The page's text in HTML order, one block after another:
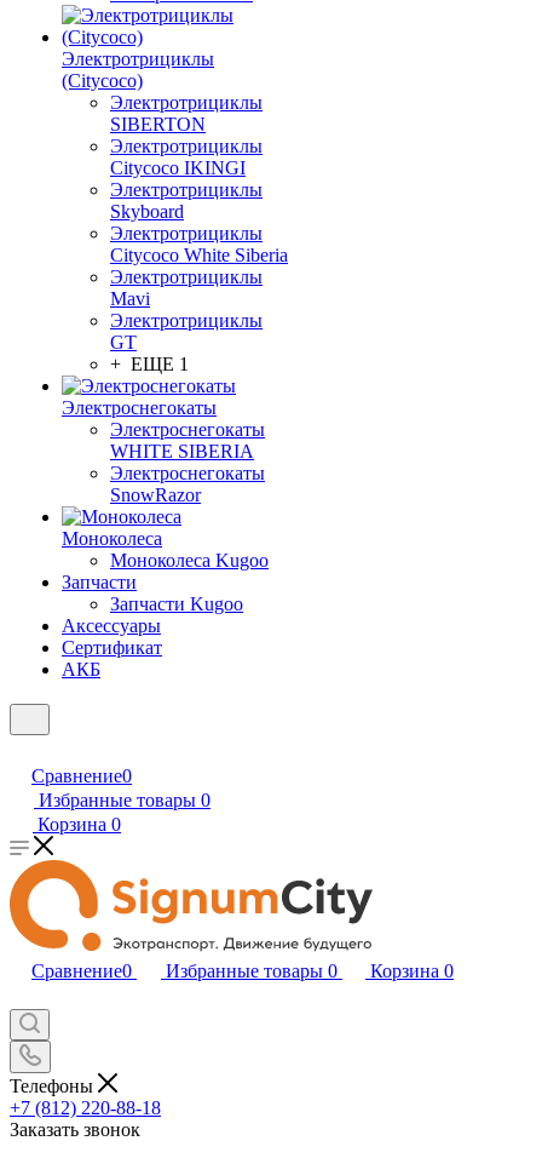
Электротрициклы
(Citycoco)
Электротрициклы
SIBERTON
Электротрициклы
Citycoco IKINGI
Электротрициклы
Skyboard
Электротрициклы
Citycoco White Siberia
Электротрициклы
Mavi
Электротрициклы
GT
+ ЕЩЕ 1
Электроснегокаты
Электроснегокаты
WHITE SIBERIA
Электроснегокаты
SnowRazor
Моноколеса
Моноколеса Kugoo
Запчасти
Запчасти Kugoo
Аксессуары
Сертификат
АКБ
Сравнение0
Избранные товары 0
Корзина 0
Сравнение0 Избранные товары 0 Корзина 0
Телефоны
+7 (812) 220-88-18
Заказать звонок